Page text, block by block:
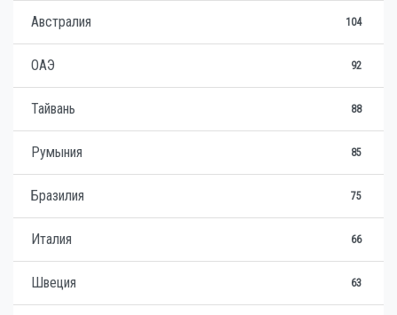
Австралия 104
ОАЭ 92
Тайвань 88
Румыния 85
Бразилия 75
Италия 66
Швеция 63